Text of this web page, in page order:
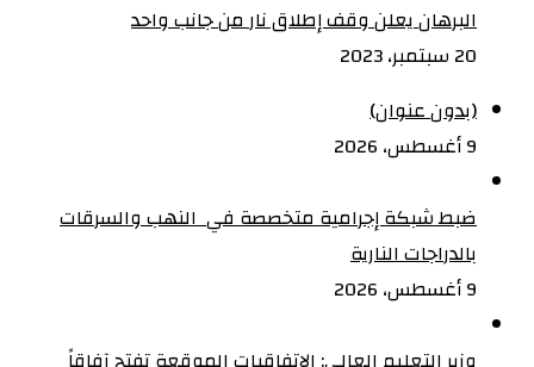
البرهان يعلن وقف إطلاق نار من جانب واحد
20 سبتمبر، 2023
(بدون عنوان)
9 أغسطس، 2026
ضبط شبكة إجرامية متخصصة في النهب والسرقات
بالدراجات النارية‏
9 أغسطس، 2026